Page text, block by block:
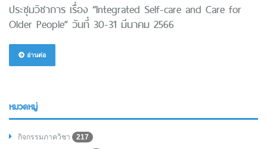
ประชุมวิชาการ เรื่อง “Integrated Self-care and Care for
Older People” วันที่ 30-31 มีนาคม 2566
อ่านต่อ
หมวดหมู่
กิจกรรมภาควิชา
217